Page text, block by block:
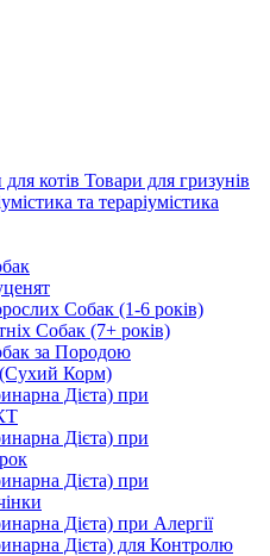
котів Товари для гризунів
та тераріумістика
Собак (1-6 років)
Собак (7+ років)
за Породою
(Сухий Корм)
Дієта) при
Дієта) при
Дієта) при
Дієта) при Алергії
Дієта) для Контролю